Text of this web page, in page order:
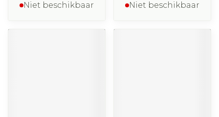
Niet beschikbaar Niet beschikbaar